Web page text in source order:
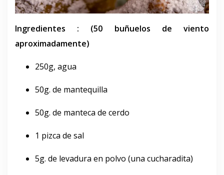
Ingredientes : (50 buñuelos de viento
aproximadamente)
250g, agua
50g. de mantequilla
50g. de manteca de cerdo
1 pizca de sal
5g. de levadura en polvo (una cucharadita)